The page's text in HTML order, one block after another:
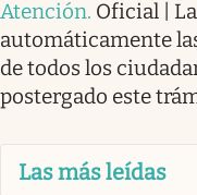
Atención. Oficial |
automáticamente
de todos los
postergado este
Las más leídas